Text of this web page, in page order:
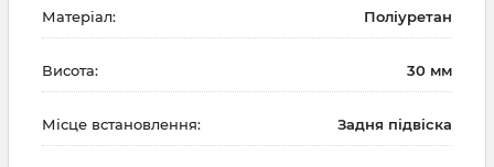
Матеріал: Поліуретан
Висота: 30 мм
Місце встановлення: Задня підвіска